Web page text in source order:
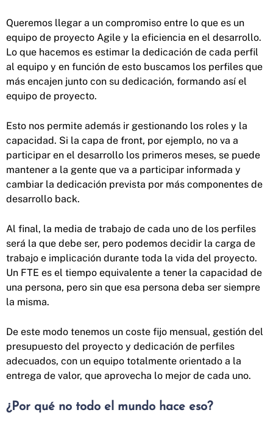
Queremos llegar a un compromiso entre lo que es un
equipo de proyecto Agile y la eficiencia en el desarrollo.
Lo que hacemos es estimar la dedicación de cada perfil
al equipo y en función de esto buscamos los perfiles que
más encajen junto con su dedicación, formando así el
equipo de proyecto.
Esto nos permite además ir gestionando los roles y la
capacidad. Si la capa de front, por ejemplo, no va a
participar en el desarrollo los primeros meses, se puede
mantener a la gente que va a participar informada y
cambiar la dedicación prevista por más componentes de
desarrollo back.
Al final, la media de trabajo de cada uno de los perfiles
será la que debe ser, pero podemos decidir la carga de
trabajo e implicación durante toda la vida del proyecto.
Un FTE es el tiempo equivalente a tener la capacidad de
una persona, pero sin que esa persona deba ser siempre
la misma.
De este modo tenemos un coste fijo mensual, gestión del
presupuesto del proyecto y dedicación de perfiles
adecuados, con un equipo totalmente orientado a la
entrega de valor, que aprovecha lo mejor de cada uno.
¿Por qué no todo el mundo hace eso?